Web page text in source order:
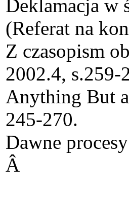
Deklamacja w
(Referat na
Z czasopism
2002.4, s.259-
Anything But
245-270.
Dawne
Â